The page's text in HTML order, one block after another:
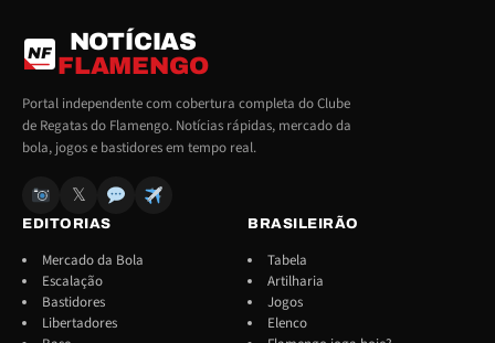
NF
NOTÍCIAS
FLAMENGO
Portal independente com cobertura completa do Clube
de Regatas do Flamengo. Notícias rápidas, mercado da
bola, jogos e bastidores em tempo real.
𝕏
EDITORIAS
Mercado da Bola
Escalação
Bastidores
Libertadores
BRASILEIRÃO
Tabela
Artilharia
Jogos
Elenco